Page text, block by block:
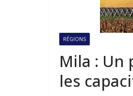
RÉGIONS
Mila :
les